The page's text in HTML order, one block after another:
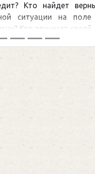
принадлежит
Гретцки, — едва ли не
хоккейная тема
сезоном Национальной